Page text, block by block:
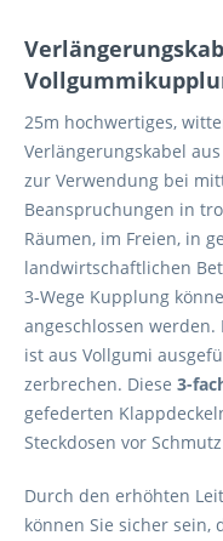
25m hochwertiges,
Verlängerungskabel
zur Verwendung bei
Beanspruchungen in
Räumen, im Freien, in
landwirtschaftlichen
3-Wege Kupplung
angeschlossen
ist aus Vollgumi
zerbrechen. Diese 3-
gefederten
Steckdosen vor
Durch den erhöhten
können Sie sicher sein,